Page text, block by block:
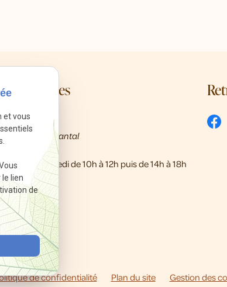
65 21 00
Rue Rabutin Chantal
Marseille
mardi au samedi de 10h à 12h puis de 14h à 18h
de confidentialité Plan du site Gestion des
et vous
lien
de